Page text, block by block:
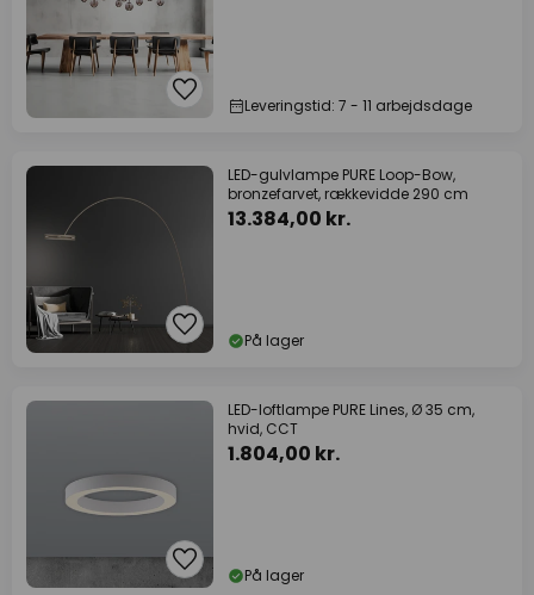
Leveringstid: 7 - 11 arbejdsdage
LED-gulvlampe PURE Loop-Bow,
bronzefarvet, rækkevidde 290 cm
13.384,00 kr.
På lager
LED-loftlampe PURE Lines, Ø 35 cm,
hvid, CCT
1.804,00 kr.
På lager